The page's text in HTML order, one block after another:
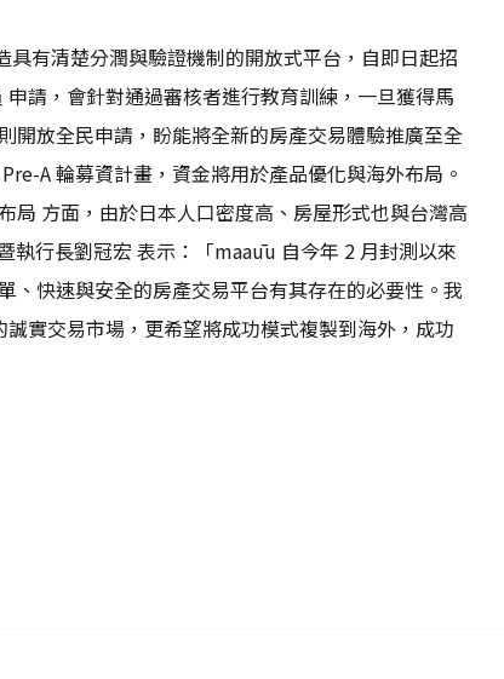
有清楚分潤與驗證機制的開放式平台，自即日起招
請，會針對通過審核者進行教育訓練，一旦獲得馬
開放全民申請，盼能將全新的房產交易體驗推廣至全
A 輪募資計畫，資金將用於產品優化與海外布局。
方面，由於日本人口密度高、房屋形式也與台灣高
行長劉冠宏 表示：「maaūu 自今年 2 月封測以來
、快速與安全的房產交易平台有其存在的必要性。我
實交易市場，更希望將成功模式複製到海外，成功